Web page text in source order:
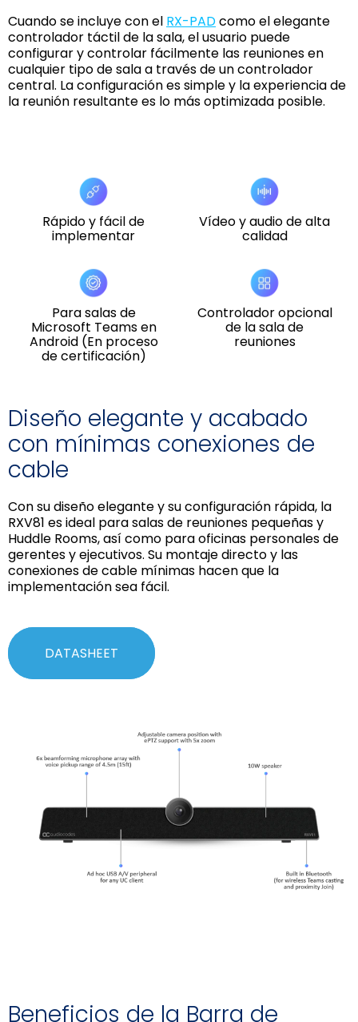
Cuando se incluye con el RX-PADcomo el elegante
controlador táctil de la sala, el usuario puede
configurar y controlar fácilmente las reuniones en
cualquier tipo de sala a través de un controlador
central. La configuración es simple y la experiencia de
la reunión resultante es lo más optimizada posible.
Rápido y fácil de
implementar
Vídeo y audio de alta
calidad
Para salas de
Microsoft Teams en
Android (En proceso
de certificación)
Controlador opcional
de la sala de
reuniones
Diseño elegante y acabado
con mínimas conexiones de
cable
Con su diseño elegante y su configuración rápida, la
RXV81 es ideal para salas de reuniones pequeñas y
Huddle Rooms, así como para oficinas personales de
gerentes y ejecutivos. Su montaje directo y las
conexiones de cable mínimas hacen que la
implementación sea fácil.
DATASHEET
Beneficios de la Barra de